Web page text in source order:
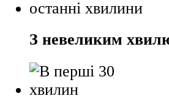
З невеликим